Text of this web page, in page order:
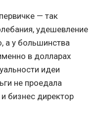
— так
удешевление
а у большинства
в долларах
идеи
не проедала
бизнес директор